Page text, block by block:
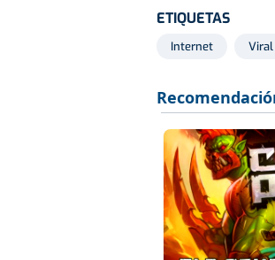
ETIQUETAS
Internet Viral